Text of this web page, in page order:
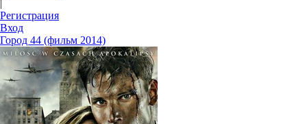
|
Регистрация
Вход
Город 44 (фильм 2014)